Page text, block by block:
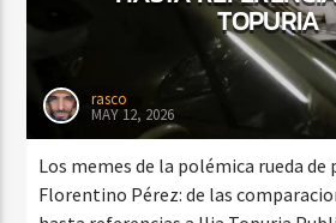
TOPURIA
rasco
MAY 12, 2026
Los memes de la polémica rueda de
Florentino Pérez: de las